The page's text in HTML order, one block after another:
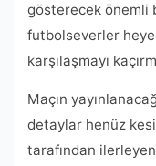
gösterecek önemli
futbolseverler
karşılaşmayı
Maçın
detaylar henüz
tarafından